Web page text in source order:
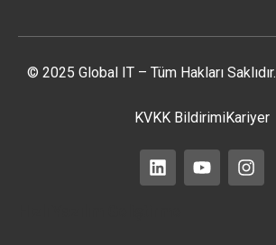
© 2025 Global IT – Tüm Hakları Saklıdır.
KVKK BildirimiKariyer